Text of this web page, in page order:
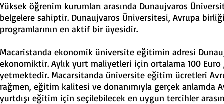
Yüksek öğrenim kurumları arasında Dunaujvaros
belgelere sahiptir. Dunaujvaros Üniversitesi, Avrupa
programlarının en aktif bir üyesidir.
Macaristanda ekonomik üniversite eğitimin adresi
ekonomiktir. Aylık yurt maliyetleri için ortalama 100 Euro
yetmektedir. Macarsitanda üniversite eğitim ücretleri
rağmen, eğitim kalitesi ve donanımıyla gerçek
yurtdışı eğitim için seçilebilecek en uygun tercihler